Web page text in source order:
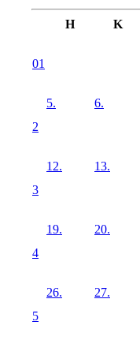
H K
01
2
5. 6.
3
12. 13.
4
19. 20.
5
26. 27.